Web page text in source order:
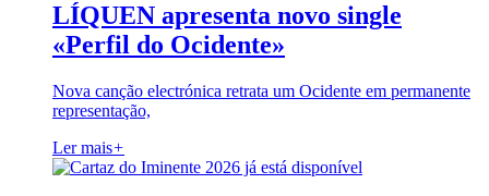
LÍQUEN apresenta novo single
«Perfil do Ocidente»
Nova canção electrónica retrata um Ocidente em permanente
representação,
Ler mais+